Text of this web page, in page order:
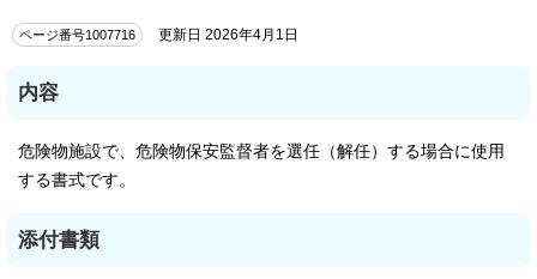
ページ番号1007716 更新日 2026年4月1日
内容
危険物施設で、危険物保安監督者を選任（解任）する場合に使用
する書式です。
添付書類